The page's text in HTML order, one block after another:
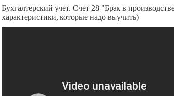
Бухгалтерский учет. Счет 28 "Брак в
характеристики, которые надо выучить)